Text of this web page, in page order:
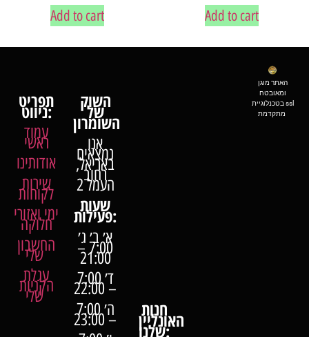
Add to cart Add to cart
תפריט
ניווט:
עמוד
ראשי
אודותינו
שירות
לקוחות
ימי ואזורי
חלוקה
החשבון
שלי
עגלת
הקניות
שלי
השוק
של
אנו
נמצאים
באריאל,
רחוב
העמל 2
שעותפעילות:
א׳ ב׳ ג׳
7:00 –
21:00
ד׳ 7:00
– 22:00
ה׳ 7:00
– 23:00
חנות
האונליין
שלנו:
האתר מוגן
ומאובטח
בטכנלוגיית ssl